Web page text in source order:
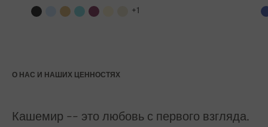
+1
О НАС И НАШИХ ЦЕННОСТЯХ
Кашемир -- это любовь с первого взгляда.